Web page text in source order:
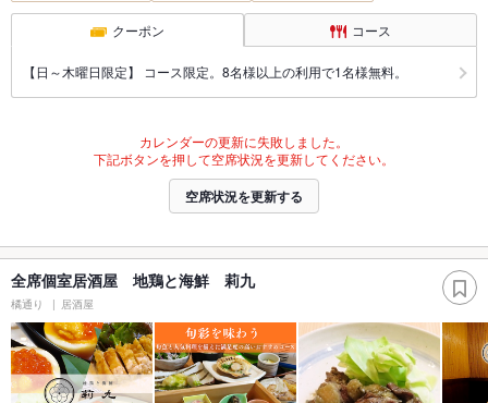
クーポン コース
【日～木曜日限定】 コース限定。8名様以上の利用で1名様無料。
カレンダーの更新に失敗しました。
下記ボタンを押して空席状況を更新してください。
空席状況を更新する
全席個室居酒屋 地鶏と海鮮 莉九
橘通り 居酒屋